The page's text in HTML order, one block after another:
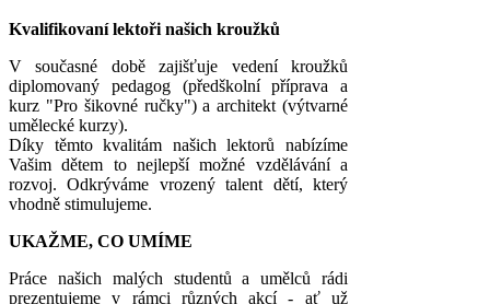
Kvalifikovaní lektoři našich kroužků
V současné době zajišťuje vedení kroužků
diplomovaný pedagog (předškolní příprava a
kurz "Pro šikovné ručky") a architekt (výtvarné
umělecké kurzy).
Díky těmto kvalitám našich lektorů nabízíme
Vašim dětem to nejlepší možné vzdělávání a
rozvoj. Odkrýváme vrozený talent dětí, který
vhodně stimulujeme.
UKAŽME, CO UMÍME
Práce našich malých studentů a umělců rádi
prezentujeme v rámci různých akcí - ať už